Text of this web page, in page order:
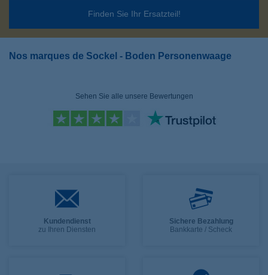
Finden Sie Ihr Ersatzteil!
Nos marques de Sockel - Boden Personenwaage
Sehen Sie alle unsere Bewertungen
Kundendienst
zu Ihren Diensten
Sichere Bezahlung
Bankkarte / Scheck